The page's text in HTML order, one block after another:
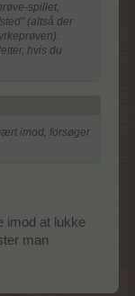
spillet,
(altså der
hvis du
imod, forsøger
imod at lukke
man